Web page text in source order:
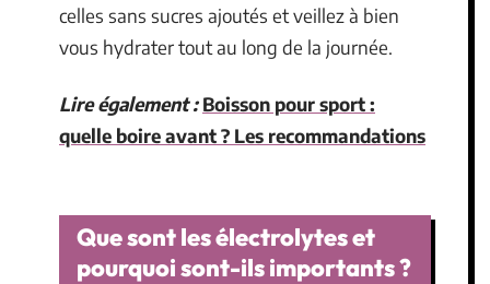
celles sans sucres ajoutés et veillez à bien
vous hydrater tout au long de la journée.
Lire également : Boisson pour sport :
quelle boire avant ? Les recommandations
Que sont les électrolytes et
pourquoi sont-ils importants ?